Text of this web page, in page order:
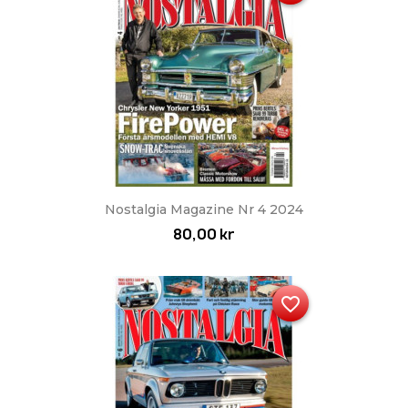
Nostalgia Magazine Nr 4 2024
80,00 kr
favorite_border